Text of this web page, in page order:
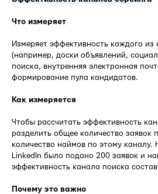
Что измеряет
Измеряет эффективность каждого из
(например, доски объявлений,
поиска, внутренняя электронная
формирование пула кандидатов.
Как измеряется
Чтобы рассчитать эффективность
разделить общее количество заявок
количество наймов по этому каналу.
LinkedIn было подано 200 заявок и
эффективность канала поиска
Почему это важно